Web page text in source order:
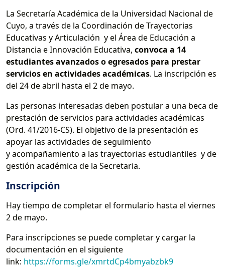
La Secretaría Académica de la Universidad Nacional de
Cuyo, a través de la Coordinación de Trayectorias
Educativas y Articulación y el Área de Educación a
Distancia e Innovación Educativa, convoca a 14
estudiantes avanzados o egresados para prestar
servicios en actividades académicas. La inscripción es
del 24 de abril hasta el 2 de mayo.
Las personas interesadas deben postular a una beca de
prestación de servicios para actividades académicas
(Ord. 41/2016-CS). El objetivo de la presentación es
apoyar las actividades de seguimiento
y acompañamiento a las trayectorias estudiantiles y de
gestión académica de la Secretaria.
Inscripción
Hay tiempo de completar el formulario hasta el viernes
2 de mayo.
Para inscripciones se puede completar y cargar la
documentación en el siguiente
link: https://forms.gle/xmrtdCp4bmyabzbk9